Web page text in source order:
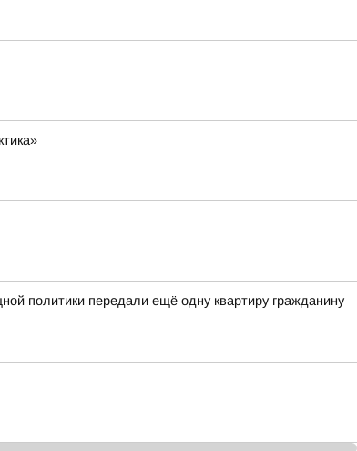
политики передали ещё одну квартиру гражданину